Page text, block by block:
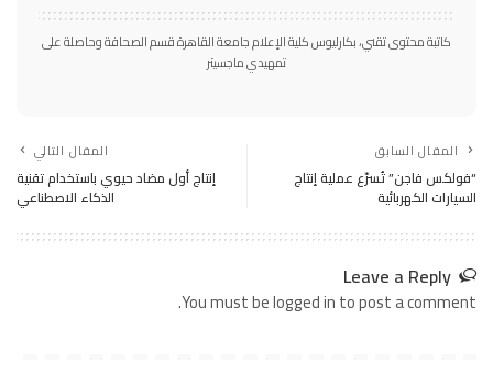
كاتبة محتوى تقني، بكارليوس كلية الإعلام جامعة القاهرة قسم الصحافة وحاصلة على
تمهيدي ماجسيتر
المقال السابق
“فولكس فاجن” تُسرّع عملية إنتاج
السيارات الكهربائية
المقال التالي
إنتاج أول مضاد حيوي باستخدام تقنية
الذكاء الاصطناعي
Leave a Reply
You must be logged in to post a comment.